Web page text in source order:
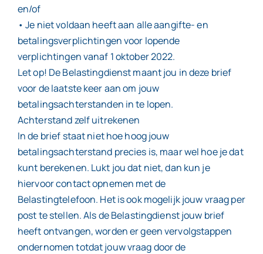
en/of
• Je niet voldaan heeft aan alle aangifte- en
betalingsverplichtingen voor lopende
verplichtingen vanaf 1 oktober 2022.
Let op! De Belastingdienst maant jou in deze brief
voor de laatste keer aan om jouw
betalingsachterstanden in te lopen.
Achterstand zelf uitrekenen
In de brief staat niet hoe hoog jouw
betalingsachterstand precies is, maar wel hoe je dat
kunt berekenen. Lukt jou dat niet, dan kun je
hiervoor contact opnemen met de
Belastingtelefoon. Het is ook mogelijk jouw vraag per
post te stellen. Als de Belastingdienst jouw brief
heeft ontvangen, worden er geen vervolgstappen
ondernomen totdat jouw vraag door de